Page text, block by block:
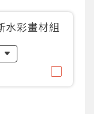
彩畫材組